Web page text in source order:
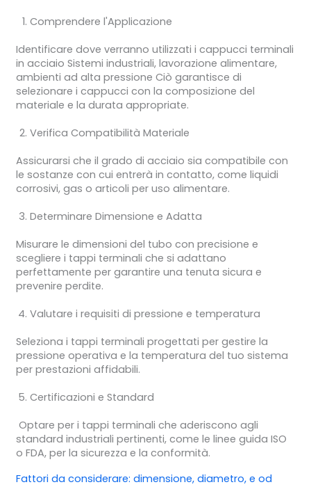
Comprendere l'Applicazione
Identificare dove verranno utilizzati i cappucci terminali
in acciaio Sistemi industriali, lavorazione alimentare,
ambienti ad alta pressione Ciò garantisce di
selezionare i cappucci con la composizione del
materiale e la durata appropriate.
Verifica Compatibilità Materiale
Assicurarsi che il grado di acciaio sia compatibile con
le sostanze con cui entrerà in contatto, come liquidi
corrosivi, gas o articoli per uso alimentare.
Determinare Dimensione e Adatta
Misurare le dimensioni del tubo con precisione e
scegliere i tappi terminali che si adattano
perfettamente per garantire una tenuta sicura e
prevenire perdite.
Valutare i requisiti di pressione e temperatura
Seleziona i tappi terminali progettati per gestire la
pressione operativa e la temperatura del tuo sistema
per prestazioni affidabili.
Certificazioni e Standard
Optare per i tappi terminali che aderiscono agli
standard industriali pertinenti, come le linee guida ISO
o FDA, per la sicurezza e la conformità.
Fattori da considerare: dimensione, diametro, e od